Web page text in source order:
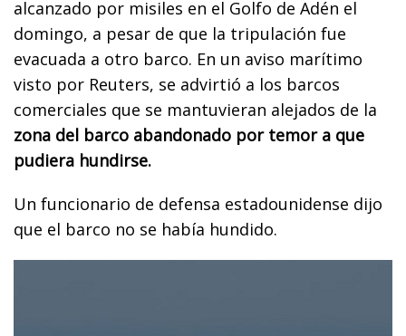
alcanzado por misiles en el Golfo de Adén el
domingo, a pesar de que la tripulación fue
evacuada a otro barco. En un aviso marítimo
visto por Reuters, se advirtió a los barcos
comerciales que se mantuvieran alejados de la
zona del barco abandonado por temor a que
pudiera hundirse.
Un funcionario de defensa estadounidense dijo
que el barco no se había hundido.